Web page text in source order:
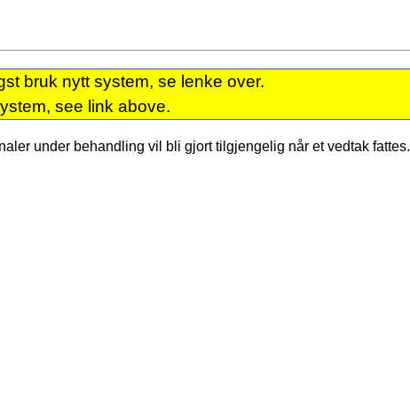
bruk nytt system, se lenke over.
see link above.
under behandling vil bli gjort tilgjengelig når et vedtak fattes.